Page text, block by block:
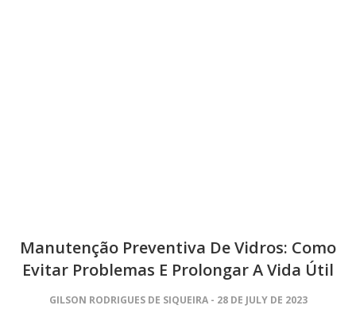
Manutenção Preventiva De Vidros: Como
Evitar Problemas E Prolongar A Vida Útil
GILSON RODRIGUES DE SIQUEIRA 28 DE JULY DE 2023